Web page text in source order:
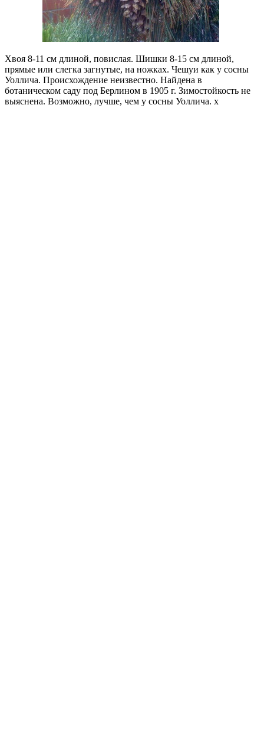
Хвоя 8-11 см длиной, повислая. Шишки 8-15 см длиной,
прямые или слегка загнутые, на ножках. Чешуи как у сосны
Уоллича. Происхождение неизвестно. Найдена в
ботаническом саду под Берлином в 1905 г. Зимостойкость не
выяснена. Возможно, лучше, чем у сосны Уоллича. x